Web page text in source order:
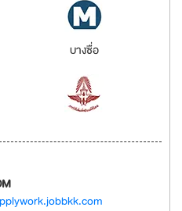
บางซื่อ